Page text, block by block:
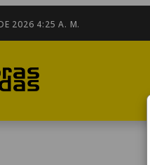
2026 4:25 A. M.